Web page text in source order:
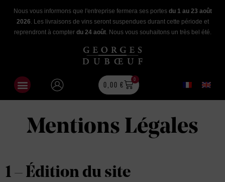
Nous vous informons que l'entreprise fermera ses portes du 1 au 23 août
2026. Les livraisons de vins seront suspendues durant cette période et
reprendront à compter du 24 août. Nous vous souhaitons un très bel été.
0,00€
0
Mentions Légales
1 – Édition du site